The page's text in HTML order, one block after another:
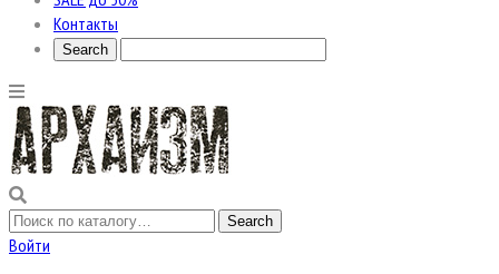
Контакты
Войти